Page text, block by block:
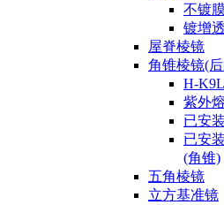
不镀
镀增
屋脊棱镜
角锥棱镜(
H-
紫外
已安
已安
(角锥)
五角棱镜
立方基准镜